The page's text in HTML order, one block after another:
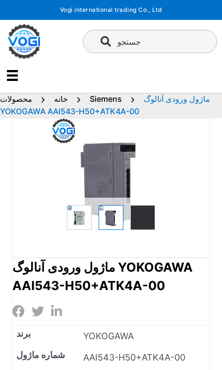
محتوا
Vogi international trading Co., Ltd
جستجو
خانه محصولات Siemens
ماژول ورودی آنالوگ
YOKOGAWA AAI543-H50+ATK4A-00
ماژول ورودی آنالوگ YOKOGAWA
AAI543-H50+ATK4A-00
برند
YOKOGAWA
شماره ماژول
AAI543-H50+ATK4A-00